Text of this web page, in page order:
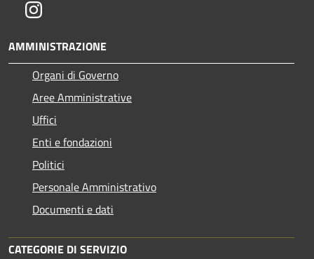
Instagram
AMMINISTRAZIONE
Organi di Governo
Aree Amministrative
Uffici
Enti e fondazioni
Politici
Personale Amministrativo
Documenti e dati
CATEGORIE DI SERVIZIO